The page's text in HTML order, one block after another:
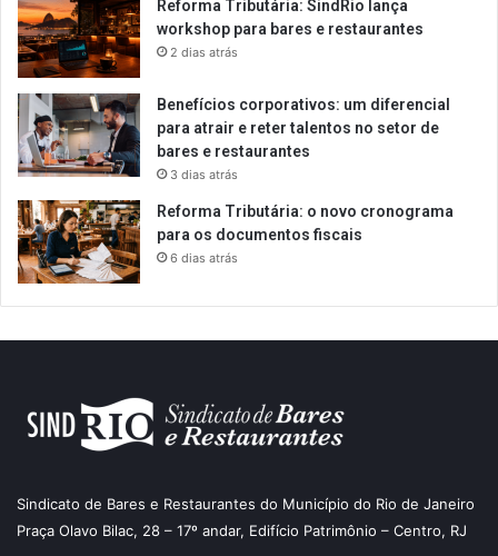
Reforma Tributária: SindRio lança
workshop para bares e restaurantes
2 dias atrás
Benefícios corporativos: um diferencial
para atrair e reter talentos no setor de
bares e restaurantes
3 dias atrás
Reforma Tributária: o novo cronograma
para os documentos fiscais
6 dias atrás
Sindicato de Bares e Restaurantes do Município do Rio de Janeiro
Praça Olavo Bilac, 28 – 17º andar, Edifício Patrimônio – Centro, RJ